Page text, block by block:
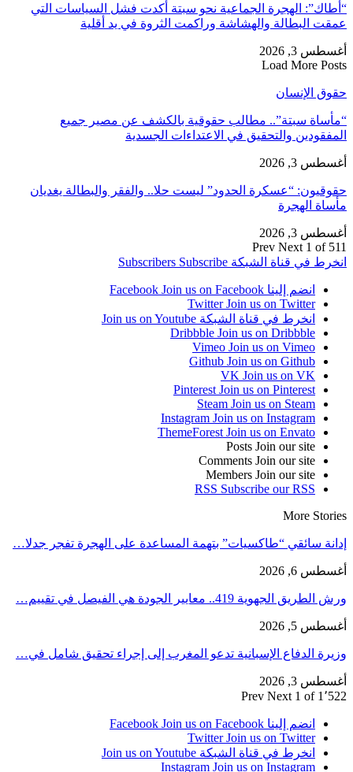
“أطاك”: الهجرة الجماعية نحو سبتة أكدت فشل السياسات التي
عمقت البطالة والهشاشة وراكمت الثروة في يد أقلية
أغسطس 3, 2026
Load More Posts
حقوق الإنسان
“مأساة سبتة”.. مطالب حقوقية بالكشف عن مصير جميع
المفقودين والتحقيق في الاعتداءات الجسدية
أغسطس 3, 2026
حقوقيون: “عسكرة الحدود” ليست حلا.. والفقر والبطالة يغديان
مأساة الهجرة
أغسطس 3, 2026
Prev Next 1 of 511
انخرط في قناة الشبكة
Subscribers Subscribe
انضم إلينا Facebook Join us on Facebook
Twitter Join us on Twitter
انخرط في قناة الشبكة Join us on Youtube
Dribbble Join us on Dribbble
Vimeo Join us on Vimeo
Github Join us on Github
VK Join us on VK
Pinterest Join us on Pinterest
Steam Join us on Steam
Instagram Join us on Instagram
ThemeForest Join us on Envato
Posts Join our site
Comments Join our site
Members Join our site
RSS Subscribe our RSS
More Stories
إدانة سائقي “طاكسيات” بتهمة المساعدة على الهجرة تفجر جدلا…
أغسطس 6, 2026
ورش الطريق الجهوية 419.. معايير الجودة هي الفيصل في تقييم…
أغسطس 5, 2026
وزيرة الدفاع الإسبانية تدعو المغرب إلى إجراء تحقيق شامل في…
أغسطس 3, 2026
Prev Next 1 of 1٬522
انضم إلينا Facebook Join us on Facebook
Twitter Join us on Twitter
انخرط في قناة الشبكة Join us on Youtube
Instagram Join us on Instagram